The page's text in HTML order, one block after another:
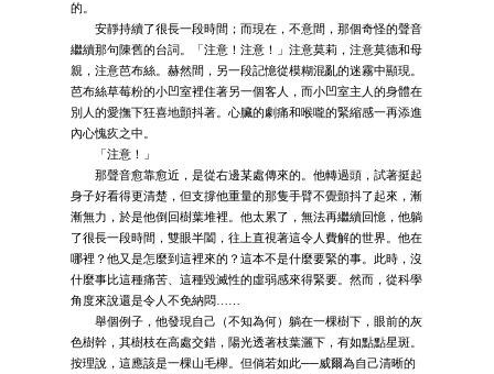
的。
安靜持續了很長一段時間；而現在，不意間，那個奇怪的聲音
繼續那句陳舊的台詞。「注意！注意！」注意莫莉，注意莫德和母
親，注意芭布絲。赫然間，另一段記憶從模糊混亂的迷霧中顯現。
芭布絲草莓粉的小凹室裡住著另一個客人，而小凹室主人的身體在
別人的愛撫下狂喜地顫抖著。心臟的劇痛和喉嚨的緊縮感一再添進
內心愧疚之中。
「注意！」
那聲音愈靠愈近，是從右邊某處傳來的。他轉過頭，試著挺起
身子好看得更清楚，但支撐他重量的那隻手臂不覺顫抖了起來，漸
漸無力，於是他倒回樹葉堆裡。他太累了，無法再繼續回憶，他躺
了很長一段時間，雙眼半闔，往上直視著這令人費解的世界。他在
哪裡？他又是怎麼到這裡來的？這本不是什麼要緊的事。此時，沒
什麼事比這種痛苦、這種毀滅性的虛弱感來得緊要。然而，從科學
角度來說還是令人不免納悶……
舉個例子，他發現自己（不知為何）躺在一棵樹下，眼前的灰
色樹幹，其樹枝在高處交錯，陽光透著枝葉灑下，有如點點星斑。
按理說，這應該是一棵山毛櫸。但倘若如此──威爾為自己清晰的